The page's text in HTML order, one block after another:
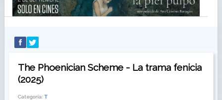
IDENTIFICARSE
The Phoenician Scheme - La trama fenicia
(2025)
Categoría: T